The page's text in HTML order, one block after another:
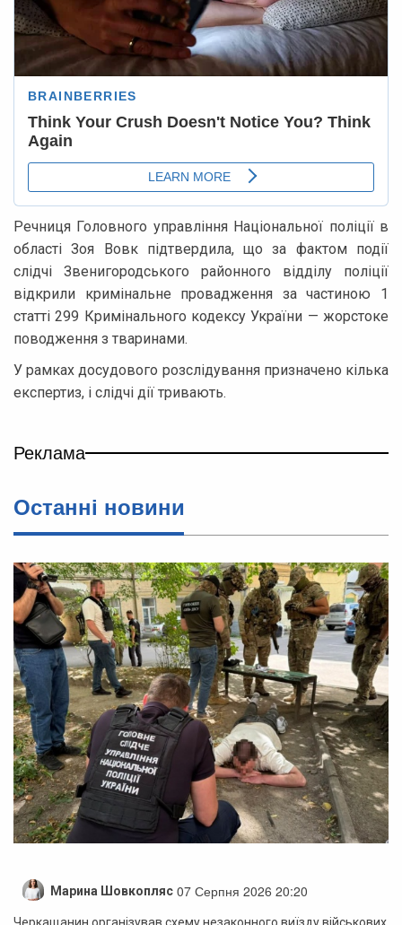
Речниця Головного управління Національної поліції в
області Зоя Вовк підтвердила, що за фактом події
слідчі Звенигородського районного відділу поліції
відкрили кримінальне провадження за частиною 1
статті 299 Кримінального кодексу України — жорстоке
поводження з тваринами.
У рамках досудового розслідування призначено кілька
експертиз, і слідчі дії тривають.
Реклама
Останні новини
Марина Шовкопляс 07 Серпня 2026 20:20